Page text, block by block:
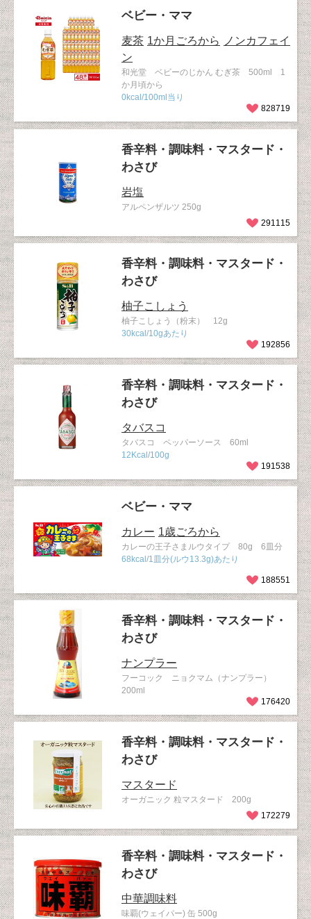
ベビー・ママ
麦茶 1か月ごろから
ノンカフェイ
ン
和光堂 ベビーのじかん むぎ茶 500ml 1
か月頃から
0kcal/100ml当り
828719
香辛料・調味料・マスタード・
わさび
岩塩
アルペンザルツ 250g
291115
香辛料・調味料・マスタード・
わさび
柚子こしょう
柚子こしょう（粉末） 12g
30kcal/10gあたり
192856
香辛料・調味料・マスタード・
わさび
タバスコ
タバスコ ペッパーソース 60ml
12Kcal/100g
191538
ベビー・ママ
カレー 1歳ごろから
カレーの王子さまルウタイプ 80g 6皿分
68kcal/1皿分(ルウ13.3g)あたり
188551
香辛料・調味料・マスタード・
わさび
ナンプラー
フーコック ニョクマム（ナンプラー）
200ml
176420
香辛料・調味料・マスタード・
わさび
マスタード
オーガニック 粒マスタード 200g
172279
香辛料・調味料・マスタード・
わさび
中華調味料
味覇(ウェイパー) 缶 500g